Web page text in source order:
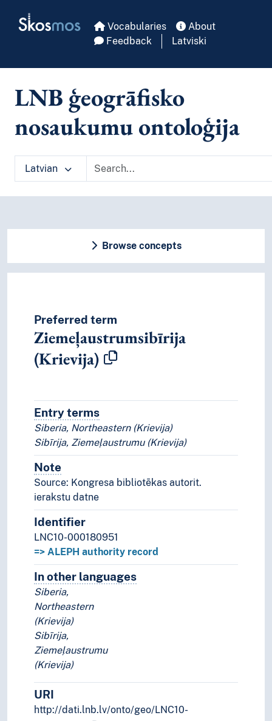
Skosmos Vocabularies
About
Feedback
Latviski
LNB ģeogrāfisko
nosaukumu ontoloģija
Latvian
Browse concepts
Preferred term
Ziemeļaustrumsibīrija
(Krievija)
Entry termsAlternative terms for the concept.
Siberia, Northeastern (Krievija)
Sibīrija, Ziemeļaustrumu (Krievija)
NoteNotes
Source: Kongresa bibliotēkas autorit.
ierakstu datne
Identifier
LNC10-000180951
=> ALEPH authority record
In other languagesTerms for the concept in
Siberia,
Northeastern
(Krievija)
Sibīrija,
Ziemeļaustrumu
(Krievija)
URI
http://dati.lnb.lv/onto/geo/LNC10-